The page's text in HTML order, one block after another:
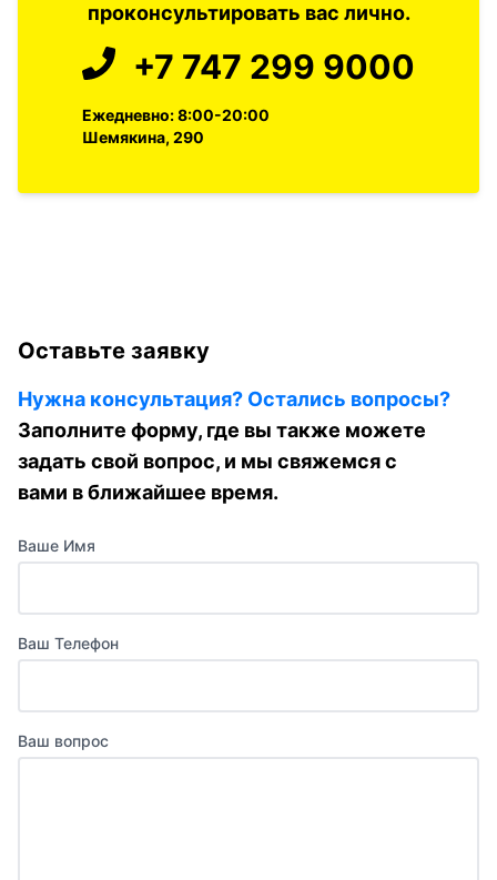
проконсультировать вас лично.
+7 747 299 9000
Ежедневно: 8:00-20:00
Шемякина, 290
Оставьте заявку
Нужна консультация? Остались вопросы?
Заполните форму, где вы также можете
задать свой вопрос, и мы свяжемся с
вами в ближайшее время.
Ваше Имя
Ваш Телефон
Ваш вопрос